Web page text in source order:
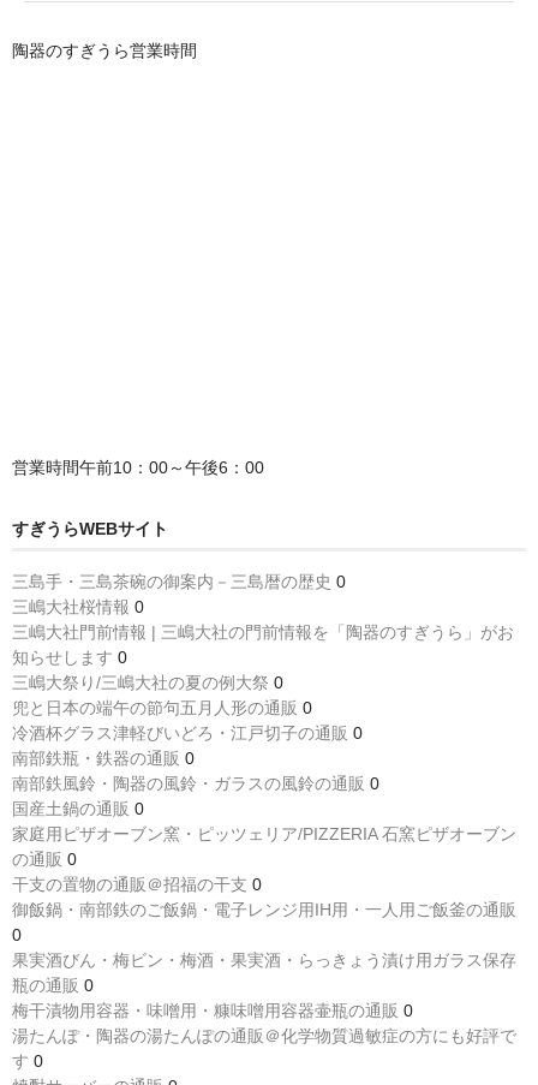
陶器のすぎうら営業時間
営業時間午前10：00～午後6：00
すぎうらWEBサイト
三島手・三島茶碗の御案内－三島暦の歴史 0
三嶋大社桜情報 0
三嶋大社門前情報 | 三嶋大社の門前情報を「陶器のすぎうら」がお
知らせします 0
三嶋大祭り/三嶋大社の夏の例大祭 0
兜と日本の端午の節句五月人形の通販 0
冷酒杯グラス津軽びいどろ・江戸切子の通販 0
南部鉄瓶・鉄器の通販 0
南部鉄風鈴・陶器の風鈴・ガラスの風鈴の通販 0
国産土鍋の通販 0
家庭用ピザオーブン窯・ピッツェリア/PIZZERIA 石窯ピザオーブン
の通販 0
干支の置物の通販＠招福の干支 0
御飯鍋・南部鉄のご飯鍋・電子レンジ用IH用・一人用ご飯釜の通販
0
果実酒びん・梅ビン・梅酒・果実酒・らっきょう漬け用ガラス保存
瓶の通販 0
梅干漬物用容器・味噌用・糠味噌用容器壷瓶の通販 0
湯たんぽ・陶器の湯たんぽの通販＠化学物質過敏症の方にも好評で
す 0